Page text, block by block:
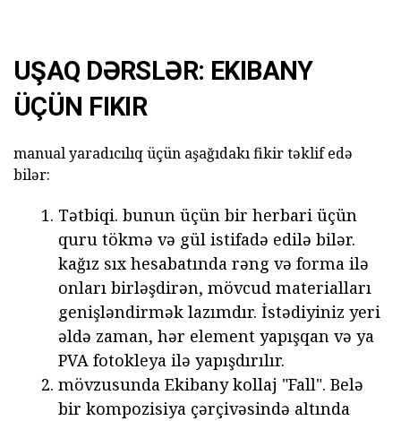
UŞAQ DƏRSLƏR: EKIBANY
ÜÇÜN FIKIR
manual yaradıcılıq üçün aşağıdakı fikir təklif edə
bilər:
Tətbiqi. bunun üçün bir herbari üçün
quru tökmə və gül istifadə edilə bilər.
kağız sıx hesabatında rəng və forma ilə
onları birləşdirən, mövcud materialları
genişləndirmək lazımdır. İstədiyiniz yeri
əldə zaman, hər element yapışqan və ya
PVA fotokleya ilə yapışdırılır.
mövzusunda Ekibany kollaj "Fall". Belə
bir kompozisiya çərçivəsində altında